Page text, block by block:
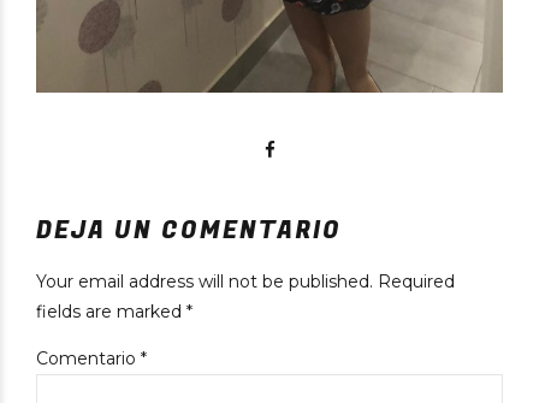
DEJA UN COMENTARIO
Your email address will not be published. Required
fields are marked *
Comentario *